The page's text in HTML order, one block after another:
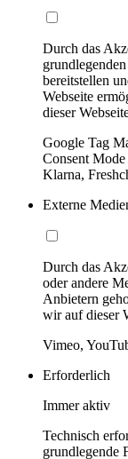
Durch das
bereitstellen
Webseite
dieser
Google Tag
Consent
Klarna,
Externe
Durch das
oder andere
Anbietern
wir auf dieser
Vimeo,
Erforderlich
Immer aktiv
Technisch
grundlegende